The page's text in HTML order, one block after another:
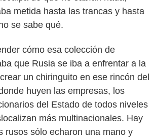
metida hasta las trancas y hasta
se sabe qué.
cómo esa colección de
que Rusia se iba a enfrentar a la
un chiringuito en ese rincón del
huyen las empresas, los
del Estado de todos niveles
más multinacionales. Hay
rusos sólo echaron una mano y